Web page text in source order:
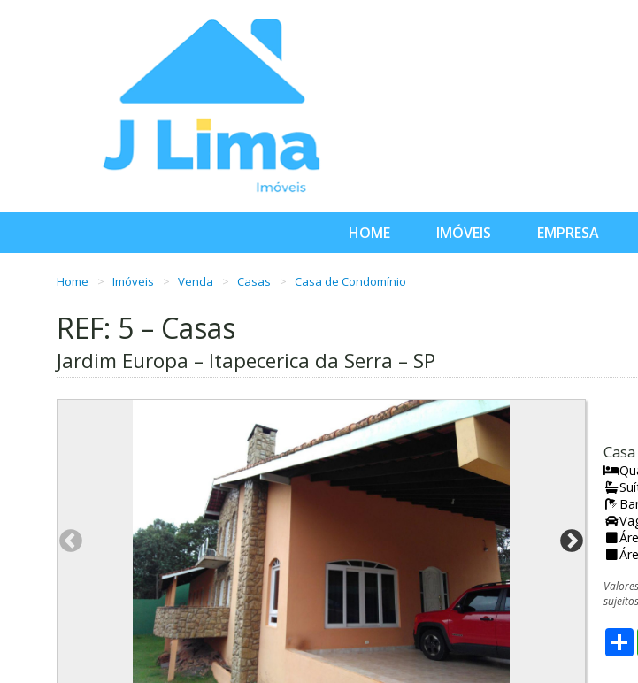
HOME IMÓVEIS EMPRESA
Home Imóveis Venda Casas Casa de Condomínio
REF: 5 – Casas
Jardim Europa – Itapecerica da Serra – SP